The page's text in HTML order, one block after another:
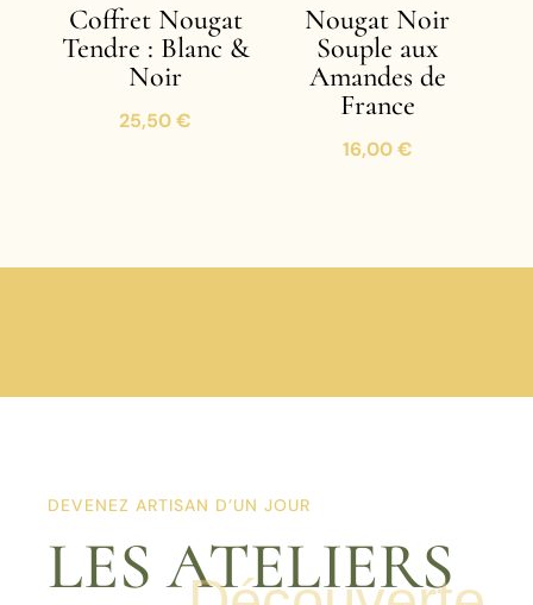
Coffret Nougat
Tendre : Blanc &
Noir
25,50€
Nougat Noir
Souple aux
Amandes de
France
16,00€
DEVENEZ ARTISAN D’UN JOUR
LES ATELIERS